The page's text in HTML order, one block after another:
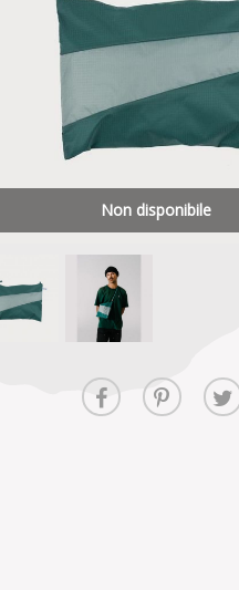
Non disponibile